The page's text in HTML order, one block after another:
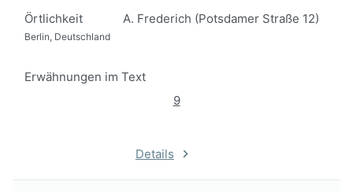
Örtlichkeit A. Frederich (Potsdamer Straße 12)
Berlin, Deutschland
Erwähnungen im Text
9
Details